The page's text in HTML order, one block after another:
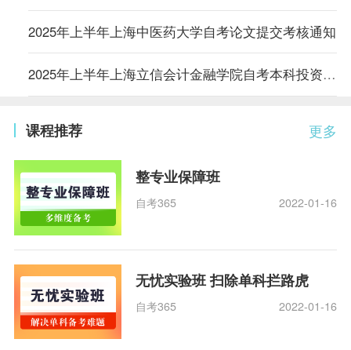
2025年上半年上海中医药大学自考论文提交考核通知
2025年上半年上海立信会计金融学院自考本科投资学专业考后信息
更多
课程推荐
整专业保障班
自考365 2022-01-16
无忧实验班 扫除单科拦路虎
自考365 2022-01-16